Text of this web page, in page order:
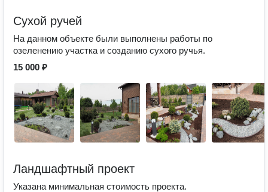
Сухой ручей
На данном объекте были выполнены работы по
озеленению участка и созданию сухого ручья.
15 000 ₽
Ландшафтный проект
Указана минимальная стоимость проекта.